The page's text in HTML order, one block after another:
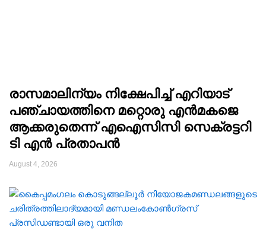
രാസമാലിന്യം നിക്ഷേപിച്ച് എറിയാട്
പഞ്ചായത്തിനെ മറ്റൊരു എൻമകജെ
ആക്കരുതെന്ന് എഐസിസി സെക്രട്ടറി
ടി എൻ പ്രതാപൻ
August 4, 2026